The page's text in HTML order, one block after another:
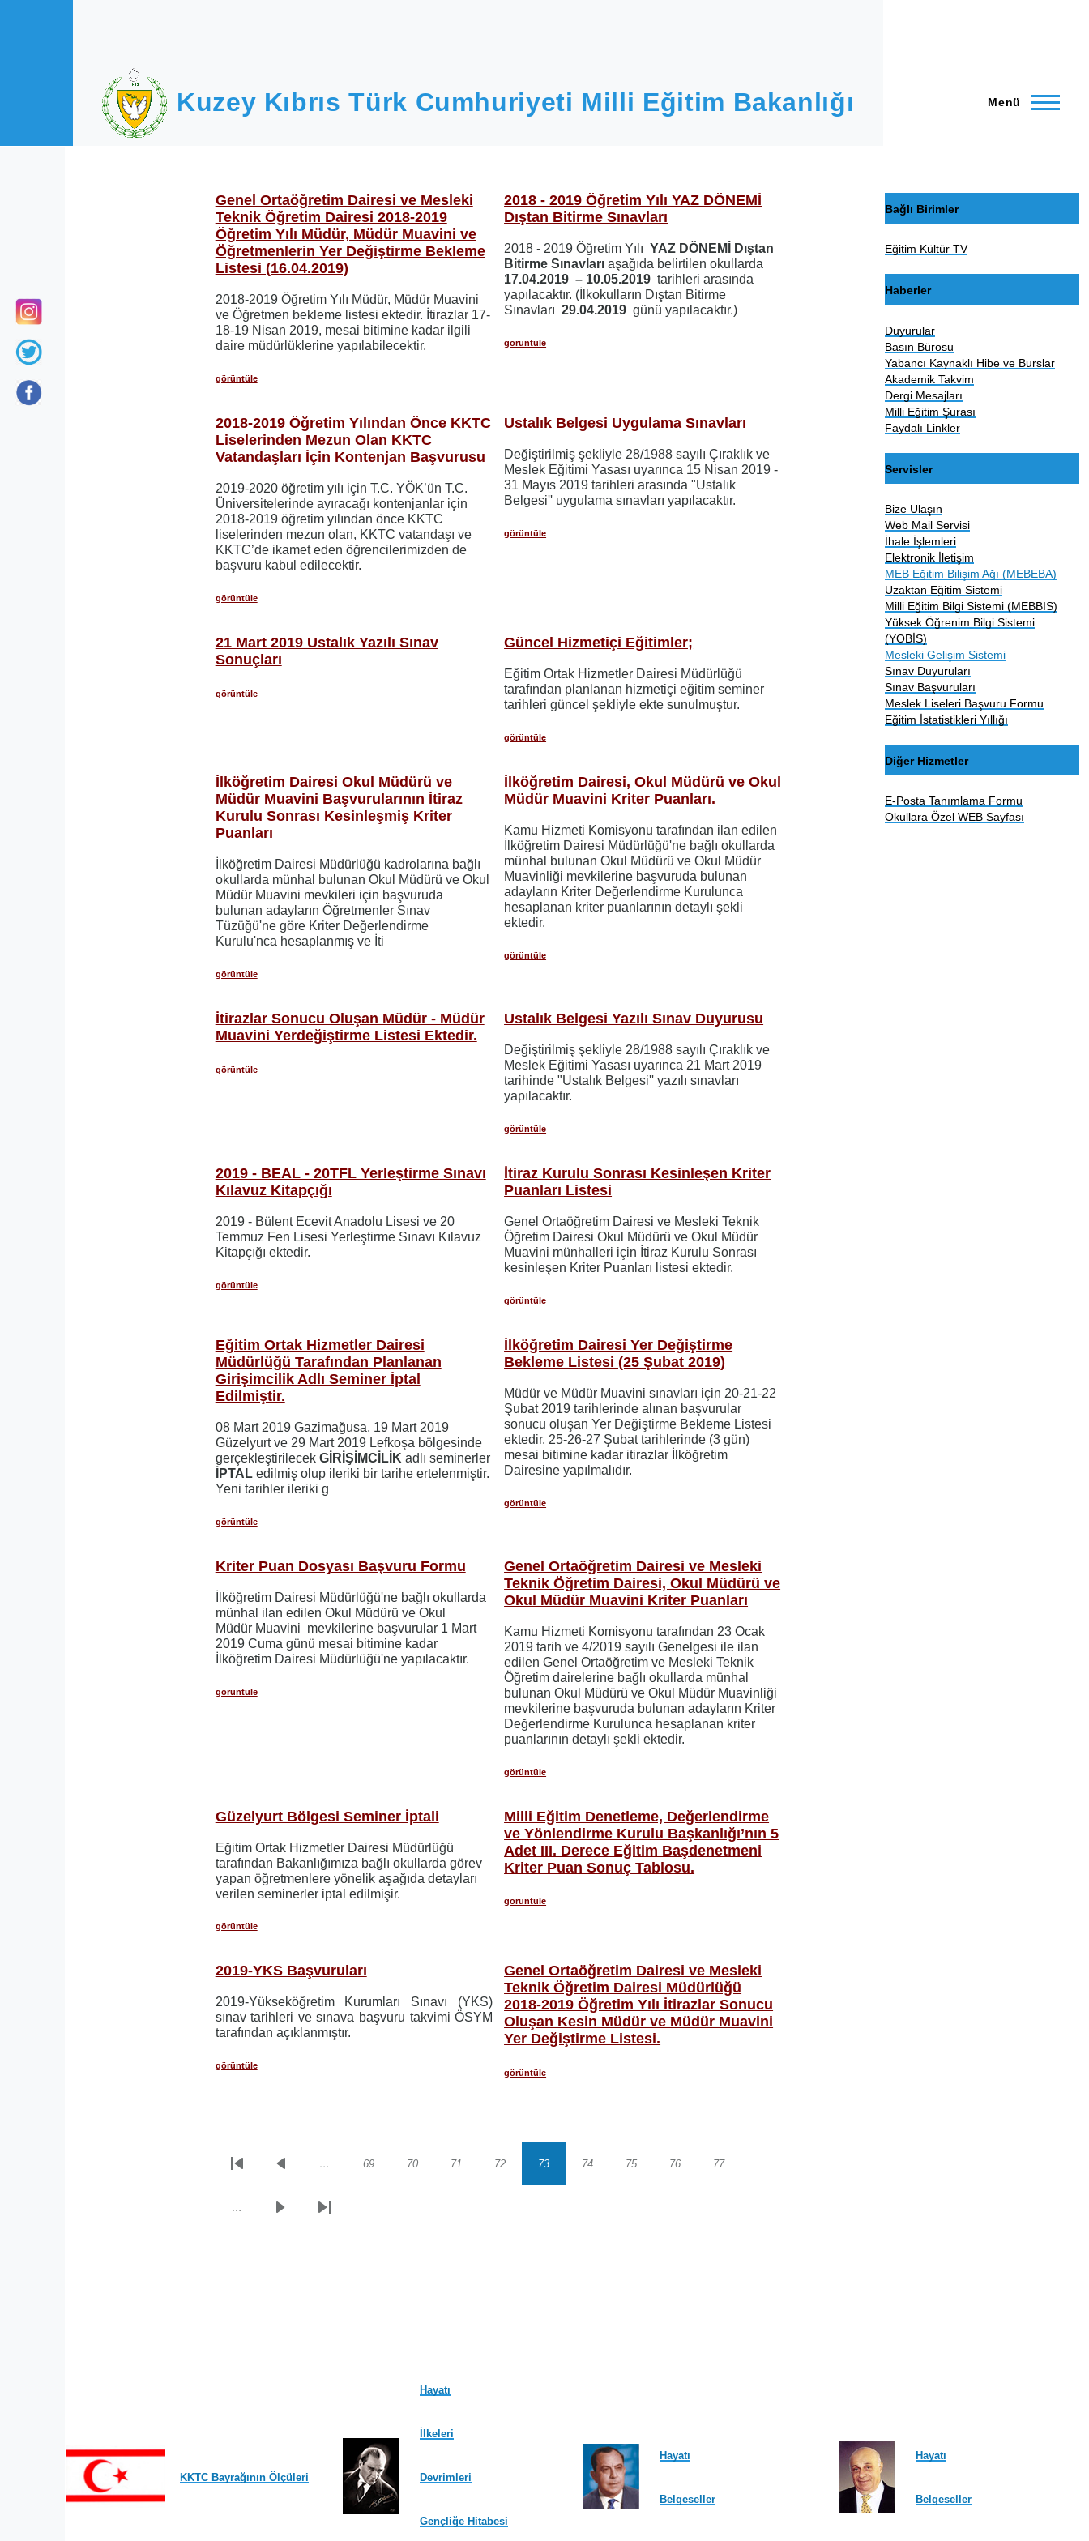
Kuzey Kıbrıs Türk Cumhuriyeti Milli Eğitim Bakanlığı Menü
Genel Ortaöğretim Dairesi ve Mesleki
Teknik Öğretim Dairesi 2018-2019
Öğretim Yılı Müdür, Müdür Muavini ve
Öğretmenlerin Yer Değiştirme Bekleme
Listesi (16.04.2019)
2018-2019 Öğretim Yılı Müdür, Müdür Muavini
ve Öğretmen bekleme listesi ektedir. İtirazlar 17-
18-19 Nisan 2019, mesai bitimine kadar ilgili
daire müdürlüklerine yapılabilecektir.
görüntüle
2018 - 2019 Öğretim Yılı YAZ DÖNEMİ
Dıştan Bitirme Sınavları
2018 - 2019 Öğretim Yılı YAZ DÖNEMİ Dıştan
Bitirme Sınavları aşağıda belirtilen okullarda
17.04.2019 – 10.05.2019tarihleri arasında
yapılacaktır. (İlkokulların Dıştan Bitirme
Sınavları29.04.2019günü yapılacaktır.)
görüntüle
2018-2019 Öğretim Yılından Önce KKTC
Liselerinden Mezun Olan KKTC
Vatandaşları İçin Kontenjan Başvurusu
2019-2020 öğretim yılı için T.C. YÖK’ün T.C.
Üniversitelerinde ayıracağı kontenjanlar için
2018-2019 öğretim yılından önce KKTC
liselerinden mezun olan, KKTC vatandaşı ve
KKTC’de ikamet eden öğrencilerimizden de
başvuru kabul edilecektir.
görüntüle
Ustalık Belgesi Uygulama Sınavları
Değiştirilmiş şekliyle 28/1988 sayılı Çıraklık ve
Meslek Eğitimi Yasası uyarınca 15 Nisan 2019 -
31 Mayıs 2019 tarihleri arasında "Ustalık
Belgesi'' uygulama sınavları yapılacaktır.
görüntüle
21 Mart 2019 Ustalık Yazılı Sınav
Sonuçları
görüntüle
Güncel Hizmetiçi Eğitimler;
Eğitim Ortak Hizmetler Dairesi Müdürlüğü
tarafından planlanan hizmetiçi eğitim seminer
tarihleri güncel şekliyle ekte sunulmuştur.
görüntüle
İlköğretim Dairesi Okul Müdürü ve
Müdür Muavini Başvurularının İtiraz
Kurulu Sonrası Kesinleşmiş Kriter
Puanları
İlköğretim Dairesi Müdürlüğü kadrolarına bağlı
okullarda münhal bulunan Okul Müdürü ve Okul
Müdür Muavini mevkileri için başvuruda
bulunan adayların Öğretmenler Sınav
Tüzüğü'ne göre Kriter Değerlendirme
Kurulu'nca hesaplanmış ve İti
görüntüle
İlköğretim Dairesi, Okul Müdürü ve Okul
Müdür Muavini Kriter Puanları.
Kamu Hizmeti Komisyonu tarafından ilan edilen
İlköğretim Dairesi Müdürlüğü'ne bağlı okullarda
münhal bulunan Okul Müdürü ve Okul Müdür
Muavinliği mevkilerine başvuruda bulunan
adayların Kriter Değerlendirme Kurulunca
hesaplanan kriter puanlarının detaylı şekli
ektedir.
görüntüle
İtirazlar Sonucu Oluşan Müdür - Müdür
Muavini Yerdeğiştirme Listesi Ektedir.
görüntüle
Ustalık Belgesi Yazılı Sınav Duyurusu
Değiştirilmiş şekliyle 28/1988 sayılı Çıraklık ve
Meslek Eğitimi Yasası uyarınca 21 Mart 2019
tarihinde "Ustalık Belgesi'' yazılı sınavları
yapılacaktır.
görüntüle
2019 - BEAL - 20TFL Yerleştirme Sınavı
Kılavuz Kitapçığı
2019 - Bülent Ecevit Anadolu Lisesi ve 20
Temmuz Fen Lisesi Yerleştirme Sınavı Kılavuz
Kitapçığı ektedir.
görüntüle
İtiraz Kurulu Sonrası Kesinleşen Kriter
Puanları Listesi
Genel Ortaöğretim Dairesi ve Mesleki Teknik
Öğretim Dairesi Okul Müdürü ve Okul Müdür
Muavini münhalleri için İtiraz Kurulu Sonrası
kesinleşen Kriter Puanları listesi ektedir.
görüntüle
Eğitim Ortak Hizmetler Dairesi
Müdürlüğü Tarafından Planlanan
Girişimcilik Adlı Seminer İptal
Edilmiştir.
08 Mart 2019 Gazimağusa, 19 Mart 2019
Güzelyurt ve 29 Mart 2019 Lefkoşa bölgesinde
gerçekleştirilecek GİRİŞİMCİLİK adlı seminerler
İPTAL edilmiş olup ileriki bir tarihe ertelenmiştir.
Yeni tarihler ileriki g
görüntüle
İlköğretim Dairesi Yer Değiştirme
Bekleme Listesi (25 Şubat 2019)
Müdür ve Müdür Muavini sınavları için 20-21-22
Şubat 2019 tarihlerinde alınan başvurular
sonucu oluşan Yer Değiştirme Bekleme Listesi
ektedir. 25-26-27 Şubat tarihlerinde (3 gün)
mesai bitimine kadar itirazlar İlköğretim
Dairesine yapılmalıdır.
görüntüle
Kriter Puan Dosyası Başvuru Formu
İlköğretim Dairesi Müdürlüğü'ne bağlı okullarda
münhal ilan edilen Okul Müdürü ve Okul
Müdür Muavini mevkilerine başvurular 1 Mart
2019 Cuma günü mesai bitimine kadar
İlköğretim Dairesi Müdürlüğü'ne yapılacaktır.
görüntüle
Genel Ortaöğretim Dairesi ve Mesleki
Teknik Öğretim Dairesi, Okul Müdürü ve
Okul Müdür Muavini Kriter Puanları
Kamu Hizmeti Komisyonu tarafından 23 Ocak
2019 tarih ve 4/2019 sayılı Genelgesi ile ilan
edilen Genel Ortaöğretim ve Mesleki Teknik
Öğretim dairelerine bağlı okullarda münhal
bulunan Okul Müdürü ve Okul Müdür Muavinliği
mevkilerine başvuruda bulunan adayların Kriter
Değerlendirme Kurulunca hesaplanan kriter
puanlarının detaylı şekli ektedir.
görüntüle
Güzelyurt Bölgesi Seminer İptali
Eğitim Ortak Hizmetler Dairesi Müdürlüğü
tarafından Bakanlığımıza bağlı okullarda görev
yapan öğretmenlere yönelik aşağıda detayları
verilen seminerler iptal edilmişir.
görüntüle
Milli Eğitim Denetleme, Değerlendirme
ve Yönlendirme Kurulu Başkanlığı’nın 5
Adet III. Derece Eğitim Başdenetmeni
Kriter Puan Sonuç Tablosu.
görüntüle
2019-YKS Başvuruları
2019-Yükseköğretim Kurumları Sınavı (YKS)
sınav tarihleri ve sınava başvuru takvimi ÖSYM
tarafından açıklanmıştır.
görüntüle
Genel Ortaöğretim Dairesi ve Mesleki
Teknik Öğretim Dairesi Müdürlüğü
2018-2019 Öğretim Yılı İtirazlar Sonucu
Oluşan Kesin Müdür ve Müdür Muavini
Yer Değiştirme Listesi.
görüntüle
Sayfalama
İlk
Önceki
… Sayfa
69 Sayfa
70 Sayfa
71 Sayfa
72 Sayfa
73 Sayfa
74 Sayfa
75 Sayfa
76 Sayfa
77
…
Sonraki
Son
Bağlı Birimler
Eğitim Kültür TV
Haberler
Duyurular
Basın Bürosu
Yabancı Kaynaklı Hibe ve Burslar
Akademik Takvim
Dergi Mesajları
Milli Eğitim Şurası
Faydalı Linkler
Servisler
Bize Ulaşın
Web Mail Servisi
İhale İşlemleri
Elektronik İletişim
MEB Eğitim Bilişim Ağı (MEBEBA)
Uzaktan Eğitim Sistemi
Milli Eğitim Bilgi Sistemi (MEBBIS)
Yüksek Öğrenim Bilgi Sistemi
(YOBİS)
Mesleki Gelişim Sistemi
Sınav Duyuruları
Sınav Başvuruları
Meslek Liseleri Başvuru Formu
Eğitim İstatistikleri Yıllığı
Diğer Hizmetler
E-Posta Tanımlama Formu
Okullara Özel WEB Sayfası
KKTC Bayrağının Ölçüleri
Hayatı
İlkeleri
Devrimleri
Gençliğe Hitabesi
Hayatı
Belgeseller
Hayatı
Belgeseller